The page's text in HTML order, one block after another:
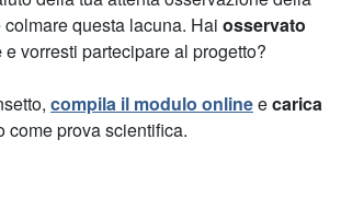
questa lacuna. Hai osservato
e vorresti partecipare al progetto?
compila il modulo onlineecarica
come prova scientifica.